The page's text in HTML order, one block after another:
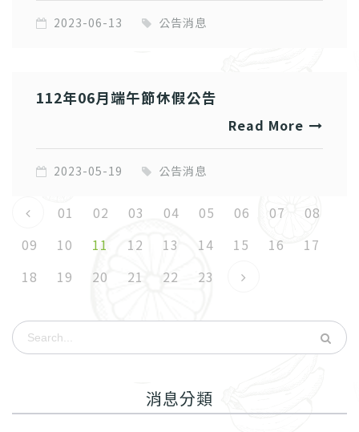
2023-06-13 公告消息
112年06月端午節休假公告
Read More
2023-05-19 公告消息
01 02 03 04 05 06 07
08
09
10 11 12 13 14 15 16
17
18
19 20 21 22 23
消息分類